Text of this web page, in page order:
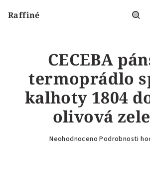
Raffiné
CECEBA
termoprádlo
kalhoty 1804
olivová
Průměrné
Neohodnoceno Podrobnosti